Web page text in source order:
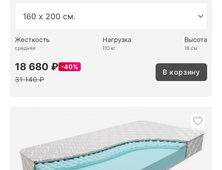
Жесткость
средняя
Нагрузка
110 кг
Высота
18 см
18 680 ₽ 40%
31 140 ₽
В корзину